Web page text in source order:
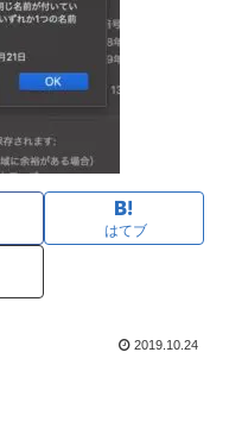
はてブ
2019.10.24